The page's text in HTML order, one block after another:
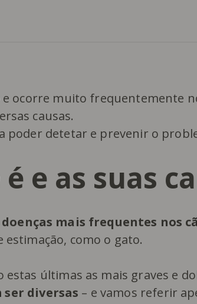
ocorre muito frequentemente
causas.
poder detetar e prevenir o
e as suas
mais frequentes nos
como o gato.
últimas as mais graves e
ser diversas – e vamos referir